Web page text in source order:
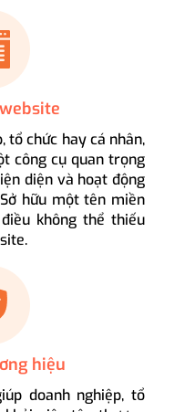
tổ chức hay cá nhân,
công cụ quan trọng
diện và hoạt động
hữu một tên miền
không thể thiếu
hiệu
doanh nghiệp, tổ